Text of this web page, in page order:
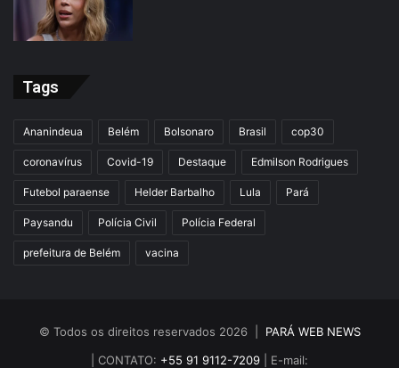
Tags
Ananindeua Belém Bolsonaro Brasil cop30
coronavírus Covid-19 Destaque Edmilson Rodrigues
Futebol paraense Helder Barbalho Lula Pará
Paysandu Polícia Civil Polícia Federal
prefeitura de Belém vacina
© Todos os direitos reservados 2026 | PARÁ WEB NEWS
| CONTATO: +55 91 9112-7209 | E-mail: